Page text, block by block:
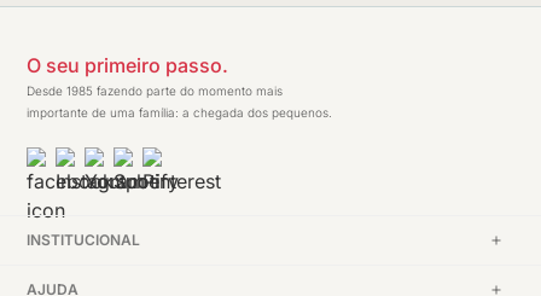
O seu primeiro passo.
Desde 1985 fazendo parte do momento mais
importante de uma família: a chegada dos pequenos.
INSTITUCIONAL
AJUDA